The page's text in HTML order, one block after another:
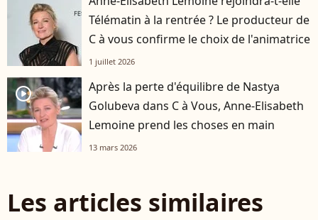
Télématin à la rentrée ? Le producteur de
C à vous confirme le choix de l'animatrice
1 juillet 2026
player2
Après la perte d'équilibre de Nastya
Golubeva dans C à Vous, Anne-Elisabeth
Lemoine prend les choses en main
13 mars 2026
Les articles similaires